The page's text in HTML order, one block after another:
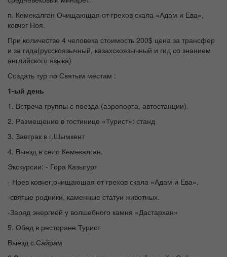
п. Кемекалган Очищающая от грехов скала «Адам и Ева»,
ковчег Ноя.
При количеcтве 4 человека стоимость 200$ цена за трансфер
и за гида(русскоязычный, казахскоязычный и гид со знанием
английского языка)
Создать тур по Святым местам :
1-ый день
1. Встреча группы с поезда (аэропорта, автостанции).
2. Размещение в гостинице «Турист»: станд
3. Завтрак в г.Шымкент
4. Выезд в село Кемекалган.
Экскурсии: - Гора Казыгурт
- Ноев ковчег,очищающая от грехов скала «Адам и Ева»,
-святые родники, каменные статуи животных.
-Заряд энергией у волшебного камня «Дастархан»
5. Обед в ресторане Турист
Выезд с.Сайрам